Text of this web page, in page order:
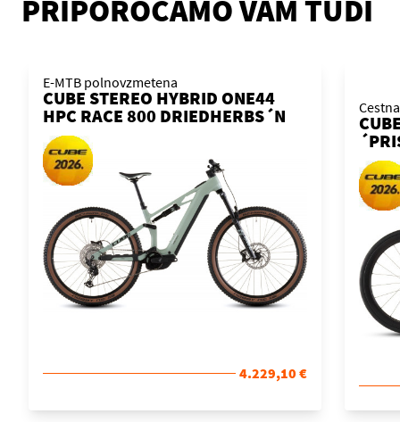
PRIPOROČAMO VAM TUDI
E-MTB polnovzmetena
CUBE STEREO HYBRID ONE44
HPC RACE 800 DRIEDHERBS´N
´BLACK 2026 KOLO
4.229,10 €